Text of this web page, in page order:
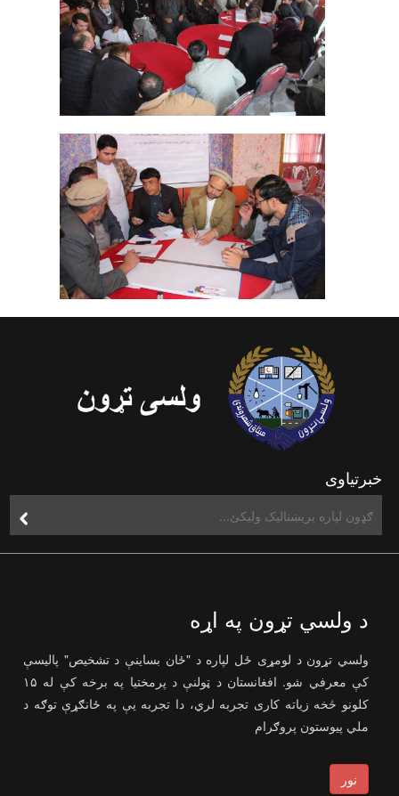
خبرتیاوی
د ولسي تړون په اړه
ولسي تړون د لومړی ځل لپاره د "ځان بساینې د تشخیص" پالیسې
کې معرفي شو. افغانستان د ټولنې د پرمختیا په برخه کې له ۱۵
کلونو څخه زیاته کاری تجربه لري، دا تجربه یې په ځانګړې توګه د
ملي پیوستون پروګرام
نور